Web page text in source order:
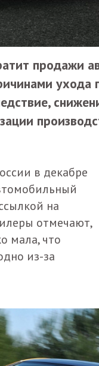
продажи
ухода
в декабре
на
отмечают,
мала, что
из-за